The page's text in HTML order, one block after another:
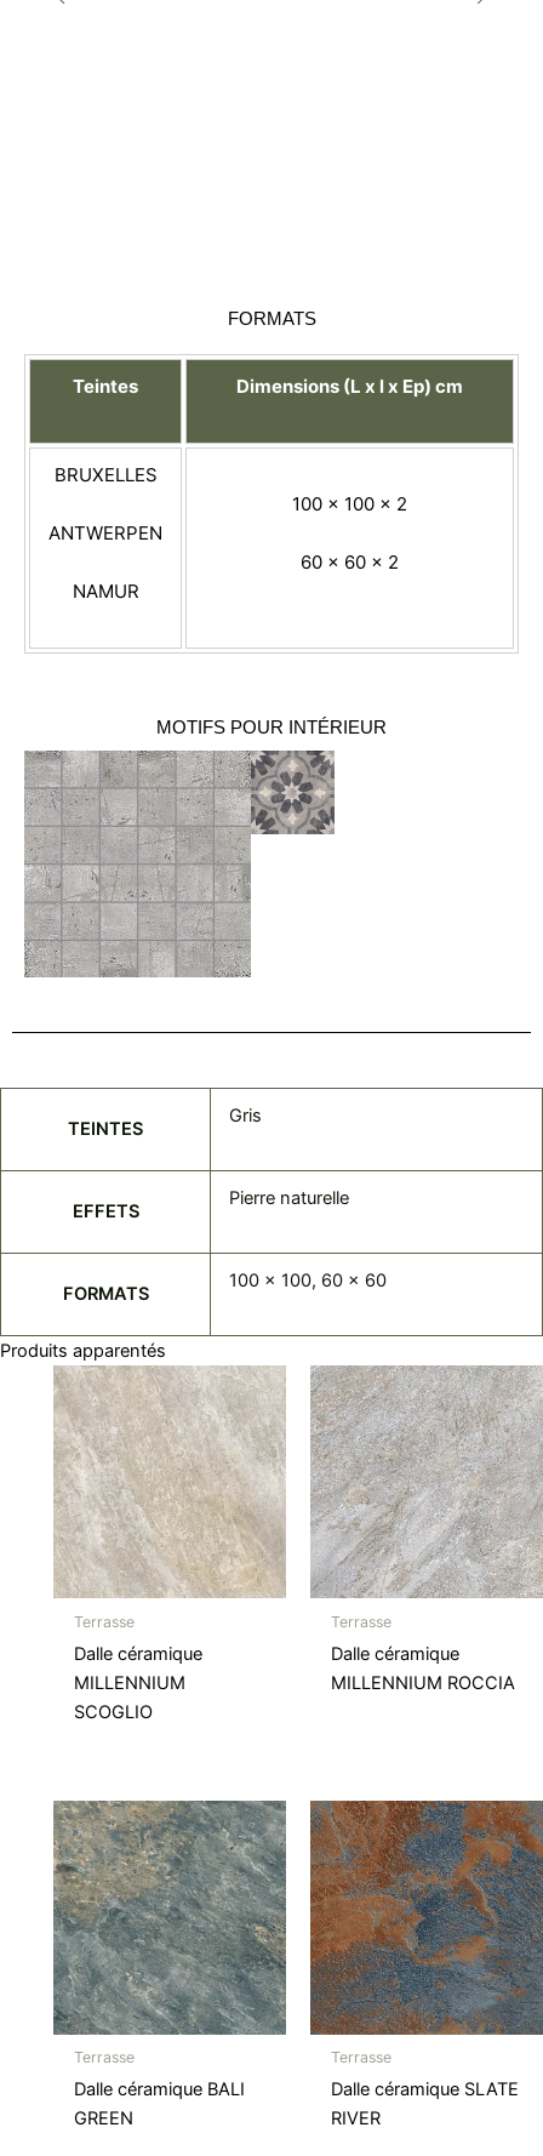
FORMATS
Teintes Dimensions (L x l x Ep) cm
BRUXELLES
ANTWERPEN
NAMUR
100 x 100 x 2
60 x 60 x 2
MOTIFS POUR INTÉRIEUR
TEINTES
Gris
EFFETS
Pierre naturelle
FORMATS
100 x 100, 60 x 60
Produits apparentés
Terrasse
Dalle céramique
MILLENNIUM
SCOGLIO
Terrasse
Dalle céramique
MILLENNIUM ROCCIA
Terrasse
Dalle céramique BALI
GREEN
Terrasse
Dalle céramique SLATE
RIVER